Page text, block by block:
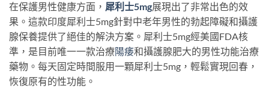
在保護男性健康方面， 犀利士5mg展現出了非常出色的效
果。這款印度犀利士5mg針對中老年男性的勃起障礙和攝護
腺保養提供了絕佳的解決方案。犀利士5mg經美國FDA核
準，是目前唯一一款治療陽痿和攝護腺肥大的男性功能治療
藥物。每天固定時間服用一顆犀利士5mg，輕鬆實現回春，
恢復原有的性功能。